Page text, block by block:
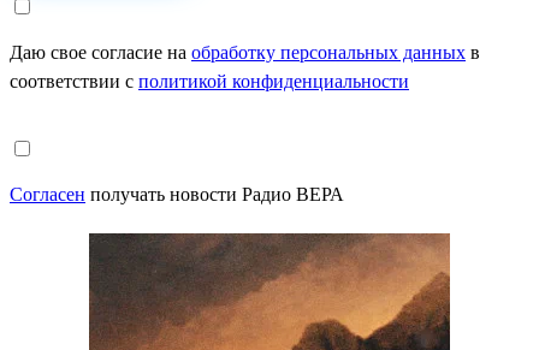
Даю свое согласие на обработку персональных данных в
соответствии с политикой конфиденциальности
Согласен получать новости Радио ВЕРА